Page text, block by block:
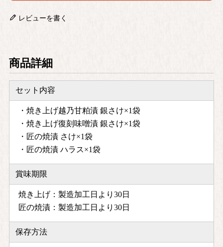
レビューを書く
商品詳細
セット内容
・焼き上げ越乃甘粕漬 銀さけ×1袋
・焼き上げ復刻味噌漬 銀さけ×1袋
・匠の焼漬 さけ×1袋
・匠の焼漬 ハラス×1袋
賞味期限
焼き上げ：製造加工日より30日
匠の焼漬：製造加工日より30日
保存方法